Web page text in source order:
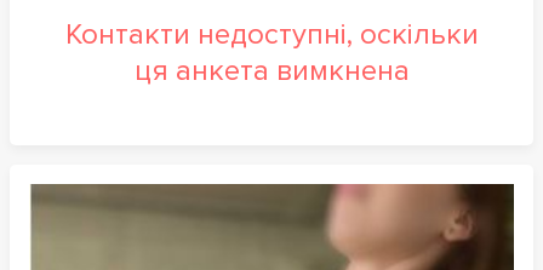
Контакти недоступні, оскільки
ця анкета вимкнена